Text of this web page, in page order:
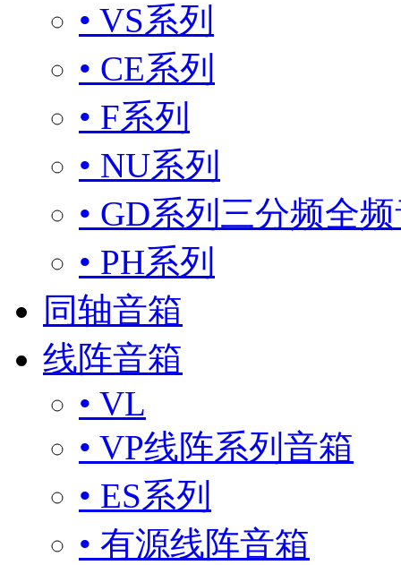
• VS系列
• CE系列
• F系列
• NU系列
• GD系列三分频全
• PH系列
同轴音箱
线阵音箱
• VL
• VP线阵系列音箱
• ES系列
• 有源线阵音箱